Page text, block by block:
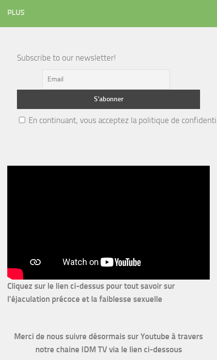
PLUS
Subscribe to our newsletter!
En continuant, vous acceptez la politique de
Cliquez sur le lien ci-dessus pour tout savoir sur
l'éjaculation précoce et la faiblesse sexuelle
Merci de nous suivre désormais sur Youtube à travers
notre chaine IDM TV via le lien ci-dessous